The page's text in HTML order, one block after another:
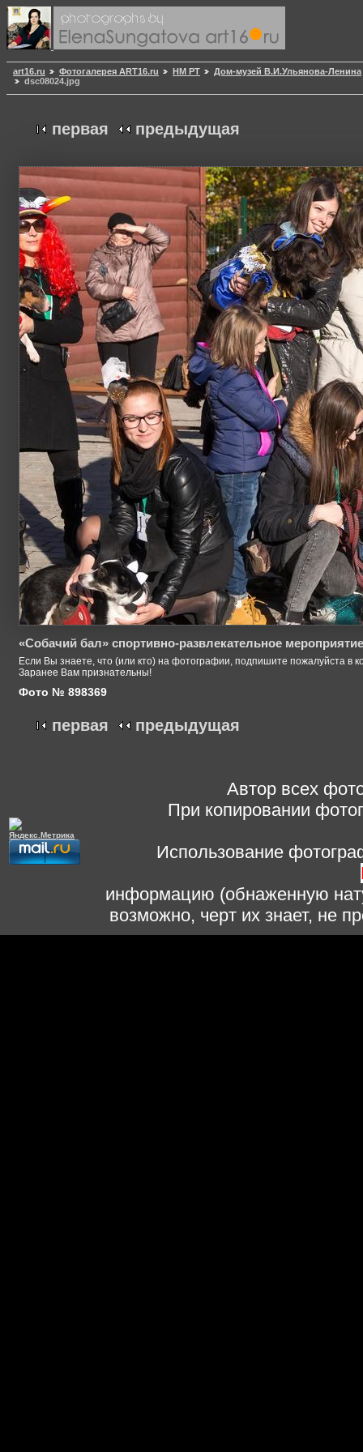
art16.ru Фотогалерея ART16.ru НМ РТ
Дом-музей В.И.Ульянова-Ленина
dsc08024.jpg
первая предыдущая
«Собачий бал» спортивно-развлекательное
Если Вы знаете, что (или кто) на фотографии, подпишите пожалуйста в
Заранее Вам признательны!
Фото № 898369
первая предыдущая
Автор всех
При копировании
Использование
информацию (обнаженную
возможно, черт их знает, не